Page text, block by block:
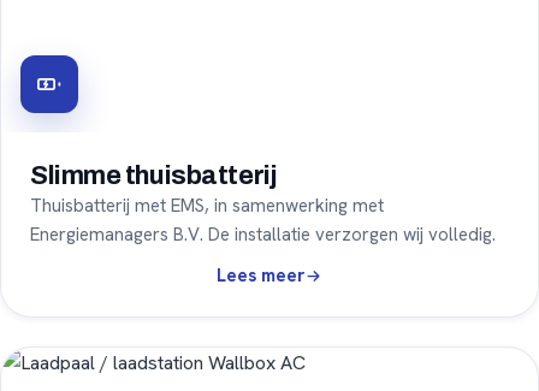
Slimme thuisbatterij
Thuisbatterij met EMS, in samenwerking met
Energiemanagers B.V. De installatie verzorgen wij volledig.
Lees meer